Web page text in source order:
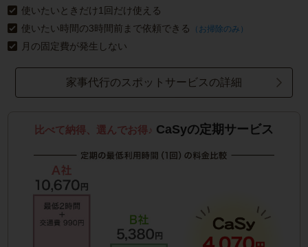
使いたいときだけ1回だけ使える
使いたい時間の3時間前まで依頼できる
（お掃除のみ）
月の固定費が発生しない
家事代行のスポットサービスの詳細
比べて納得、選んでお得♪ CaSyの定期サービス